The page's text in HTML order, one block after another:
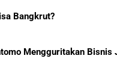
Bonus yang Diterima Para